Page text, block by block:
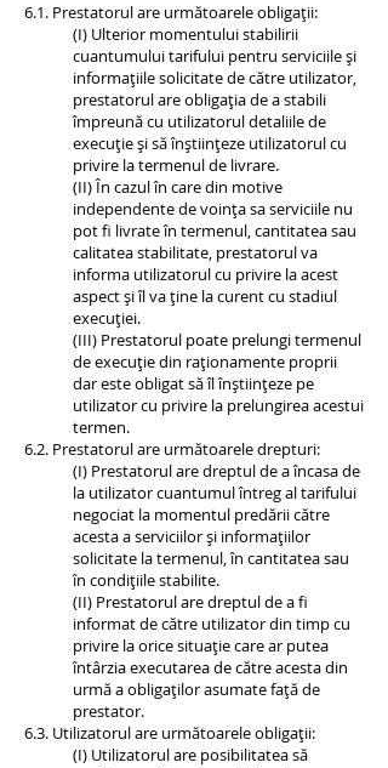
6.1. Prestatorul are următoarele obligații:
(I) Ulterior momentului stabilirii
cuantumului tarifului pentru serviciile și
informațiile solicitate de către utilizator,
prestatorul are obligația de a stabili
împreună cu utilizatorul detaliile de
execuție și să înștiințeze utilizatorul cu
privire la termenul de livrare.
(II) În cazul în care din motive
independente de voința sa serviciile nu
pot fi livrate în termenul, cantitatea sau
calitatea stabilitate, prestatorul va
informa utilizatorul cu privire la acest
aspect și îl va ține la curent cu stadiul
execuției.
(III) Prestatorul poate prelungi termenul
de execuție din raționamente proprii
dar este obligat să îl înștiințeze pe
utilizator cu privire la prelungirea acestui
termen.
6.2. Prestatorul are următoarele drepturi:
(I) Prestatorul are dreptul de a încasa de
la utilizator cuantumul întreg al tarifului
negociat la momentul predării către
acesta a serviciilor și informațiilor
solicitate la termenul, în cantitatea sau
în condițiile stabilite.
(II) Prestatorul are dreptul de a fi
informat de către utilizator din timp cu
privire la orice situație care ar putea
întârzia executarea de către acesta din
urmă a obligaților asumate față de
prestator.
6.3. Utilizatorul are următoarele obligații:
(I) Utilizatorul are posibilitatea să